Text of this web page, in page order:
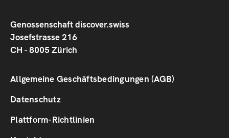
Genossenschaft discover.swiss
Josefstrasse 216
CH - 8005 Zürich
Footer
1
Allgemeine Geschäftsbedingungen (AGB)
Datenschutz
Plattform-Richtlinien